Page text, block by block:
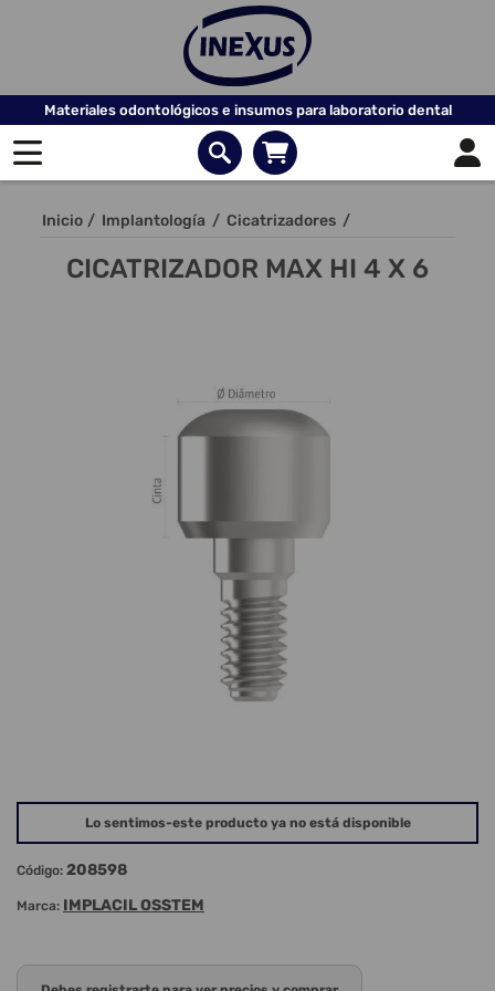
Materiales odontológicos e insumos para laboratorio dental
Inicio / Implantología / Cicatrizadores /
CICATRIZADOR MAX HI 4 X 6
Lo sentimos-este producto ya no está disponible
Código: 208598
Marca: IMPLACIL OSSTEM